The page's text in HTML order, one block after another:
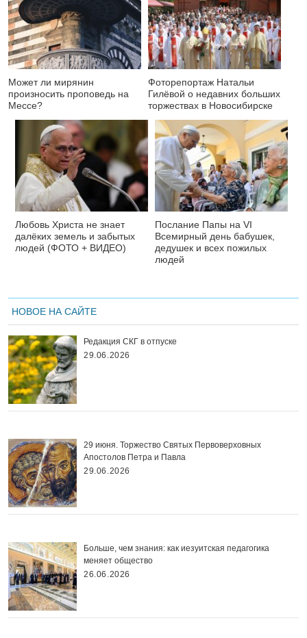
Может ли мирянин
произносить проповедь на
Мессе?
Фоторепортаж Натальи
Гилёвой о недавних больших
торжествах в Новосибирске
Любовь Христа не знает
далёких земель и забытых
людей (ФОТО + ВИДЕО)
Послание Папы на VI
Всемирный день бабушек,
дедушек и всех пожилых
людей
НОВОЕ НА САЙТЕ
Редакция СКГ в отпуске
29.06.2026
29 июня. Торжество Святых Первоверховных
Апостолов Петра и Павла
29.06.2026
Больше, чем знания: как иезуитская педагогика
меняет общество
26.06.2026